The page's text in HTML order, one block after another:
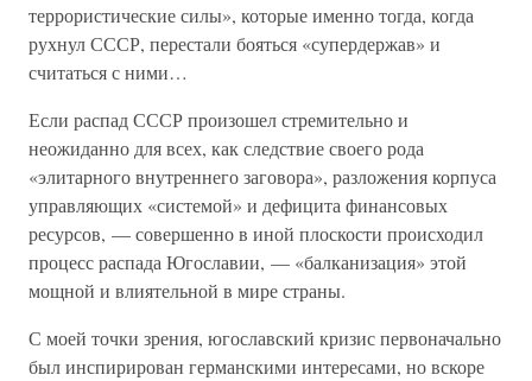
террористические силы», которые именно тогда, когда
рухнул СССР, перестали бояться «супердержав» и
считаться с ними…
Если распад СССР произошел стремительно и
неожиданно для всех, как следствие своего рода
«элитарного внутреннего заговора», разложения корпуса
управляющих «системой» и дефицита финансовых
ресурсов, — совершенно в иной плоскости происходил
процесс распада Югославии, — «балканизация» этой
мощной и влиятельной в мире страны.
С моей точки зрения, югославский кризис первоначально
был инспирирован германскими интересами, но вскоре